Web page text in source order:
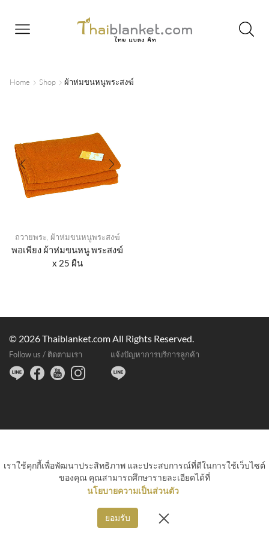
Home Shop ผ้าห่มขนหนูพระสงฆ์
ถวายพระ ผ้าห่มขนหนูพระสงฆ์
พอเพียง ผ้าห่มขนหนู พระสงฆ์
x 25 ผืน
© 2026 Thaiblanket.com All Rights Reserved.
Follow us / ติดตามเรา แจ้งปัญหาการบริการลูกค้า
เราใช้คุกกี้เพื่อพัฒนาประสิทธิภาพ และประสบการณ์ที่ดีในการใช้เว็บไซต์
ของคุณ คุณสามารถศึกษารายละเอียดได้ที่
นโยบายความเป็นส่วนตัว
ยอมรับ